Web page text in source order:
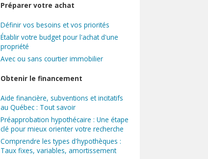
Préparer votre achat
Définir vos besoins et vos priorités
Établir votre budget pour l'achat d'une
propriété
Avec ou sans courtier immobilier
Obtenir le financement
Aide financière, subventions et incitatifs
au Québec : Tout savoir
Préapprobation hypothécaire : Une étape
clé pour mieux orienter votre recherche
Comprendre les types d'hypothèques :
Taux fixes, variables, amortissement